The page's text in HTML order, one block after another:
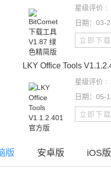
星级评价 :
日期：03-
立即下载
LKY Office Tools
星级评价 :
日期：05-
立即下载
版 安卓版 iOS版